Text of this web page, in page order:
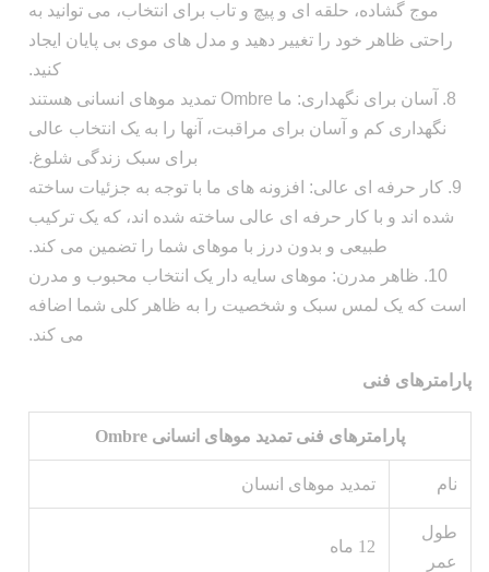
موج گشاده، حلقه ای و پیچ و تاب برای انتخاب، می توانید به
راحتی ظاهر خود را تغییر دهید و مدل های موی بی پایان ایجاد
کنید.
8. آسان برای نگهداری: ما Ombre تمدید موهای انسانی هستند
نگهداری کم و آسان برای مراقبت، آنها را به یک انتخاب عالی
برای سبک زندگی شلوغ.
9. کار حرفه ای عالی: افزونه های ما با توجه به جزئیات ساخته
شده اند و با کار حرفه ای عالی ساخته شده اند، که یک ترکیب
طبیعی و بدون درز با موهای شما را تضمین می کند.
10. ظاهر مدرن: موهای سایه دار یک انتخاب محبوب و مدرن
است که یک لمس سبک و شخصیت را به ظاهر کلی شما اضافه
می کند.
پارامترهای فنی
پارامترهای فنی تمدید موهای انسانی Ombre
نام تمدید موهای انسان
طول
عمر
12 ماه